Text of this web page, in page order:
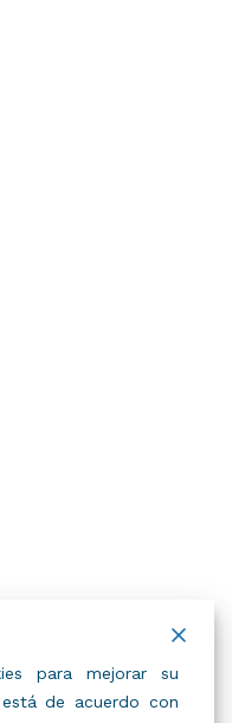
para mejorar su
está de acuerdo con